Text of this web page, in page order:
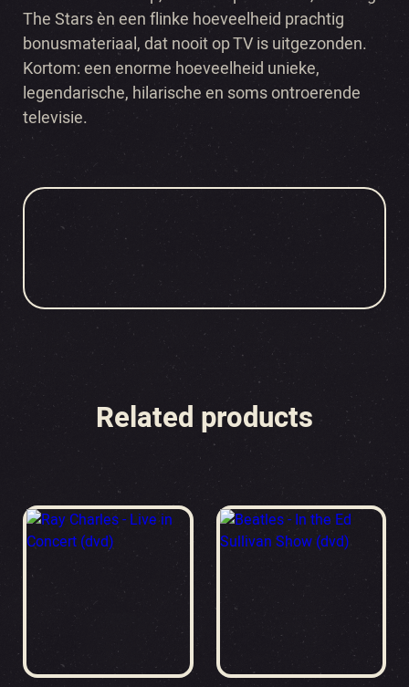
The Stars èn een flinke hoeveelheid prachtig
bonusmateriaal, dat nooit op TV is uitgezonden.
Kortom: een enorme hoeveelheid unieke,
legendarische, hilarische en soms ontroerende
televisie.
Related products